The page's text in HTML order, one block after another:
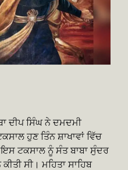
ਦੀਪ ਸਿੰਘ ਨੇ ਦਮਦਮੀ
ਹੁਣ ਤਿੰਨ ਸ਼ਾਖਾਵਾਂ ਵਿੱਚ
ਇਸ ਟਕਸਾਲ ਨੂੰ ਸੰਤ ਬਾਬਾ ਸੁੰਦਰ
ਸੀ। ਮਹਿਤਾ ਸਾਹਿਬ